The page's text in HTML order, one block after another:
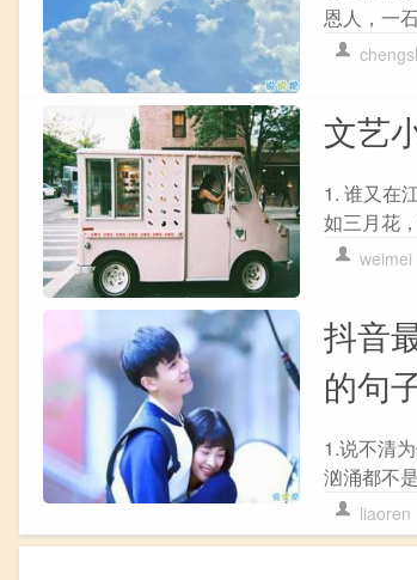
恩人，一
文艺
1. 谁又在
如三月花
weimei
抖音
的句
1.说不清
汹涌都不
liaoren